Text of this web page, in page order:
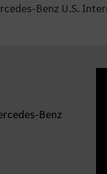
Benz U.S.
Benz